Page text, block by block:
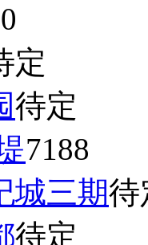
定
待定
7188
城三期待
待定